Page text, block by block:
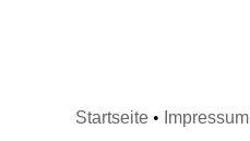
Startseite • Impressum